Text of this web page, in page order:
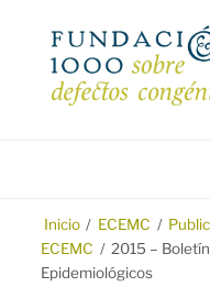
contenido
Inicio / ECEMC /
ECEMC / 2015 –
Epidemiológicos